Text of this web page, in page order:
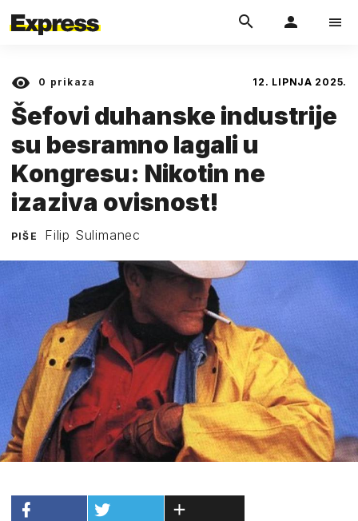
0 prikaza 12. LIPNJA 2025.
Šefovi duhanske industrije
su besramno lagali u
Kongresu: Nikotin ne
izaziva ovisnost!
PIŠE Filip Sulimanec